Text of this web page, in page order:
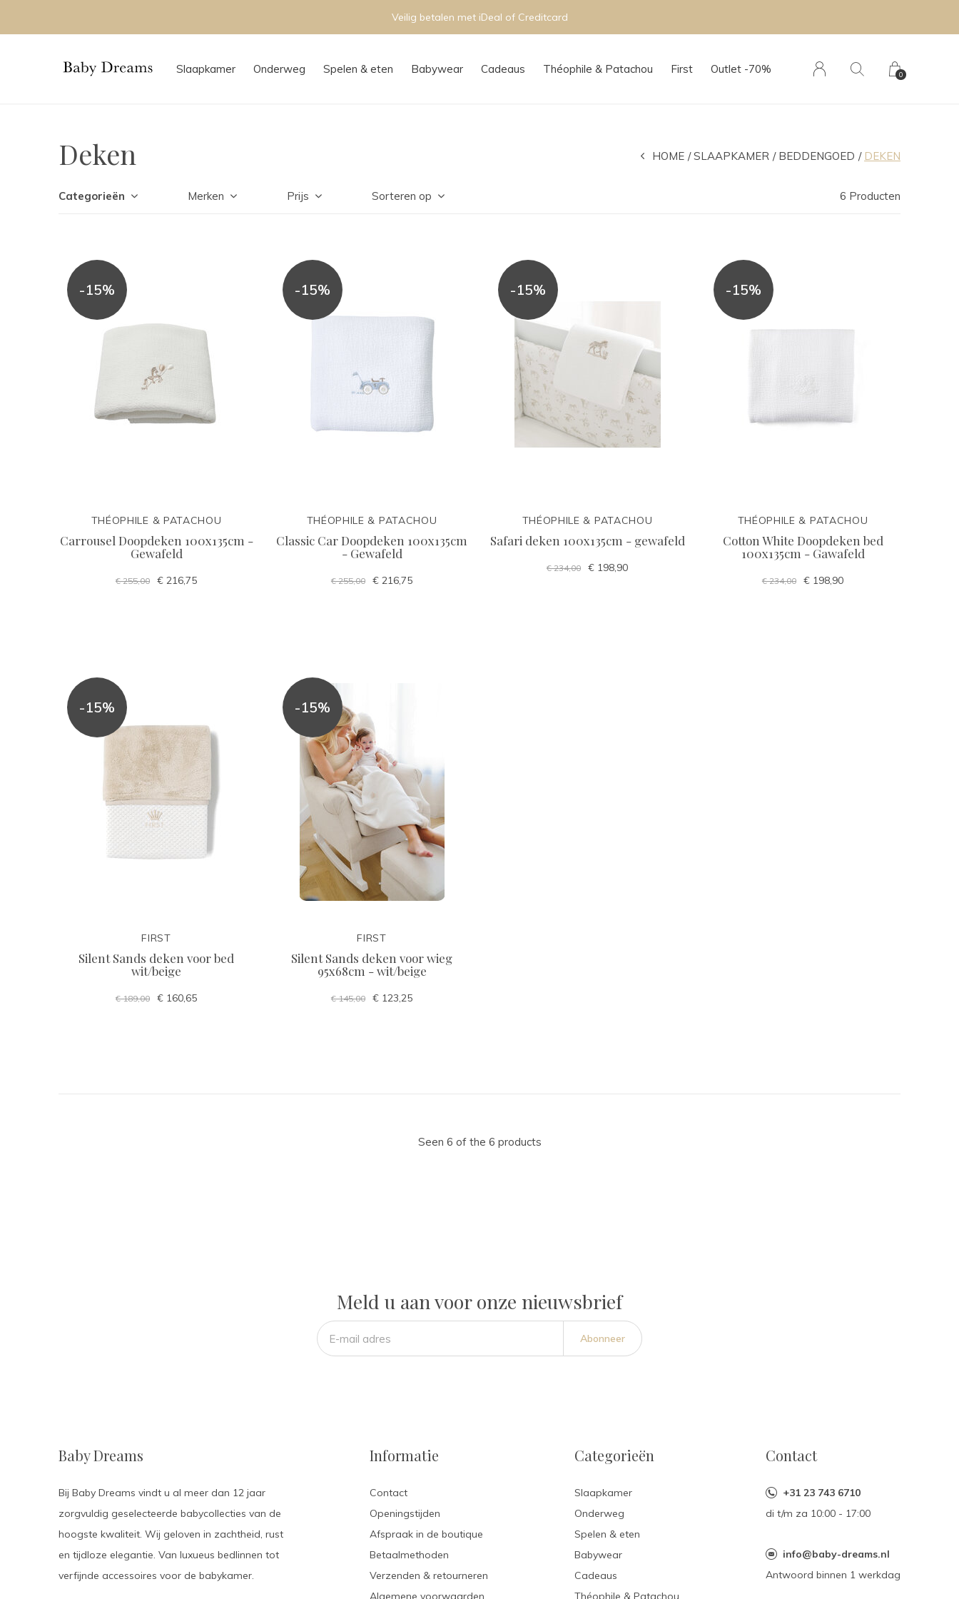
Slaapkamer Onderweg Spelen & eten Babywear Cadeaus Théophile & Patachou First Outlet -70% 0
Veilig betalen met iDeal of Creditcard
Deken HOME SLAAPKAMER BEDDENGOED DEKEN
Categorieën Merken Prijs Sorteren op 6 Producten
-15%
THÉOPHILE & PATACHOU
Carrousel Doopdeken 100x135cm -
Gewafeld
€ 255,00 € 216,75
-15%
THÉOPHILE & PATACHOU
Classic Car Doopdeken 100x135cm
- Gewafeld
€ 255,00 € 216,75
-15%
THÉOPHILE & PATACHOU
Safari deken 100x135cm - gewafeld
€ 234,00 € 198,90
-15%
THÉOPHILE & PATACHOU
Cotton White Doopdeken bed
100x135cm - Gawafeld
€ 234,00 € 198,90
-15%
FIRST
Silent Sands deken voor bed
wit/beige
€ 189,00 € 160,65
-15%
FIRST
Silent Sands deken voor wieg
95x68cm - wit/beige
€ 145,00 € 123,25
Seen 6 of the 6 products
Meld u aan voor onze nieuwsbrief
Abonneer
Baby Dreams
Bij Baby Dreams vindt u al meer dan 12 jaar
zorgvuldig geselecteerde babycollecties van de
hoogste kwaliteit. Wij geloven in zachtheid, rust
en tijdloze elegantie. Van luxueus bedlinnen tot
verfijnde accessoires voor de babykamer.
Informatie
Contact
Openingstijden
Afspraak in de boutique
Betaalmethoden
Verzenden & retourneren
Algemene voorwaarden
Categorieën
Slaapkamer
Onderweg
Spelen & eten
Babywear
Cadeaus
Théophile & Patachou
Contact
+31 23 743 6710
di t/m za 10:00 - 17:00
info@baby-dreams.nl
Antwoord binnen 1 werkdag